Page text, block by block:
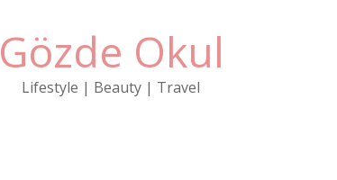
Gözde Okul
Lifestyle | Beauty | Travel